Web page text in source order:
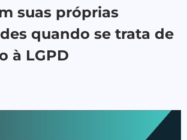
suas próprias
quando se trata de
à LGPD